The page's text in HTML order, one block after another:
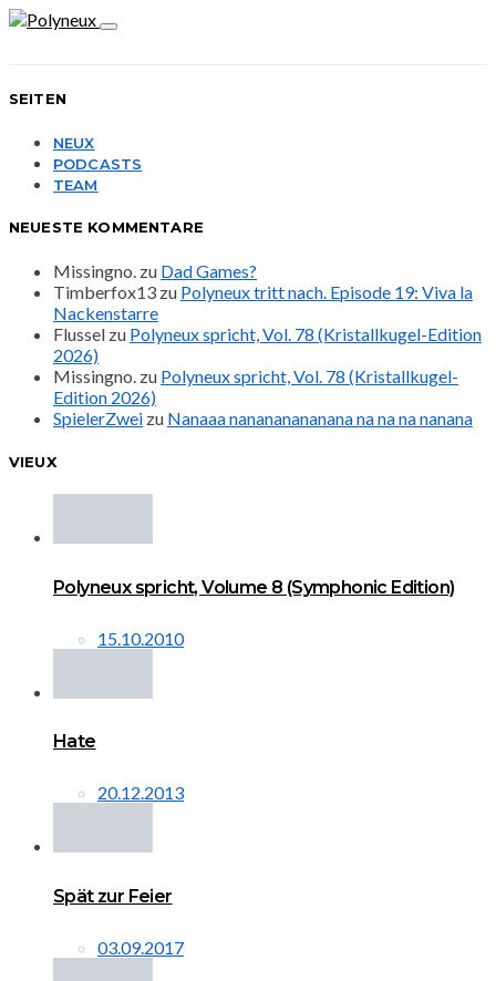
SEITEN
NEUX
PODCASTS
TEAM
NEUESTE KOMMENTARE
Missingno. zu Dad Games?
Timberfox13 zu Polyneux tritt nach. Episode 19: Viva la
Nackenstarre
Flussel zu Polyneux spricht, Vol. 78 (Kristallkugel-Edition
2026)
Missingno. zu Polyneux spricht, Vol. 78 (Kristallkugel-
Edition 2026)
SpielerZwei zu Nanaaa nanananananana na na na nanana
VIEUX
Polyneux spricht, Volume 8 (Symphonic Edition)
15.10.2010
Hate
20.12.2013
Spät zur Feier
03.09.2017